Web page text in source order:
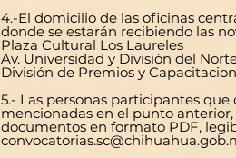
4.-El domicilio de las oficinas
donde se estarán recibiendo las
Plaza Cultural Los Laureles
Av. Universidad y División del
División de Premios y
5.- Las personas participantes
mencionadas en el punto
documentos en formato PDF,